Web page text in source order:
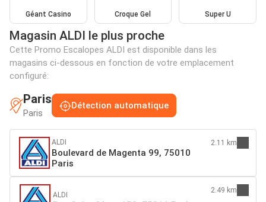
Géant Casino Croque Gel Super U
Magasin ALDI le plus proche
Cette Promo Escalopes ALDI est disponible dans les
magasins ci-dessous en fonction de votre emplacement
configuré:
Paris
Paris
Détection automatique
ALDI
Boulevard de Magenta 99, 75010
Paris
2.11 km
ALDI
2.49 km